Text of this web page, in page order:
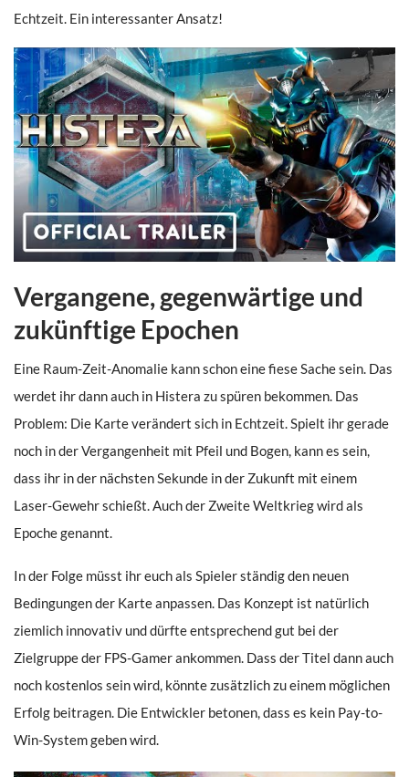
Echtzeit. Ein interessanter Ansatz!
Vergangene, gegenwärtige und
zukünftige Epochen
Eine Raum-Zeit-Anomalie kann schon eine fiese Sache sein. Das
werdet ihr dann auch in Histera zu spüren bekommen. Das
Problem: Die Karte verändert sich in Echtzeit. Spielt ihr gerade
noch in der Vergangenheit mit Pfeil und Bogen, kann es sein,
dass ihr in der nächsten Sekunde in der Zukunft mit einem
Laser-Gewehr schießt. Auch der Zweite Weltkrieg wird als
Epoche genannt.
In der Folge müsst ihr euch als Spieler ständig den neuen
Bedingungen der Karte anpassen. Das Konzept ist natürlich
ziemlich innovativ und dürfte entsprechend gut bei der
Zielgruppe der FPS-Gamer ankommen. Dass der Titel dann auch
noch kostenlos sein wird, könnte zusätzlich zu einem möglichen
Erfolg beitragen. Die Entwickler betonen, dass es kein Pay-to-
Win-System geben wird.